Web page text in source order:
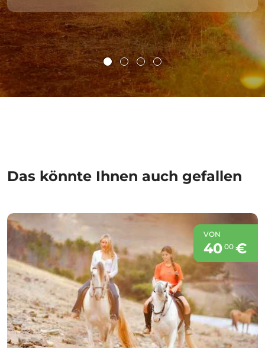
Das könnte Ihnen auch gefallen
VON
40 00€